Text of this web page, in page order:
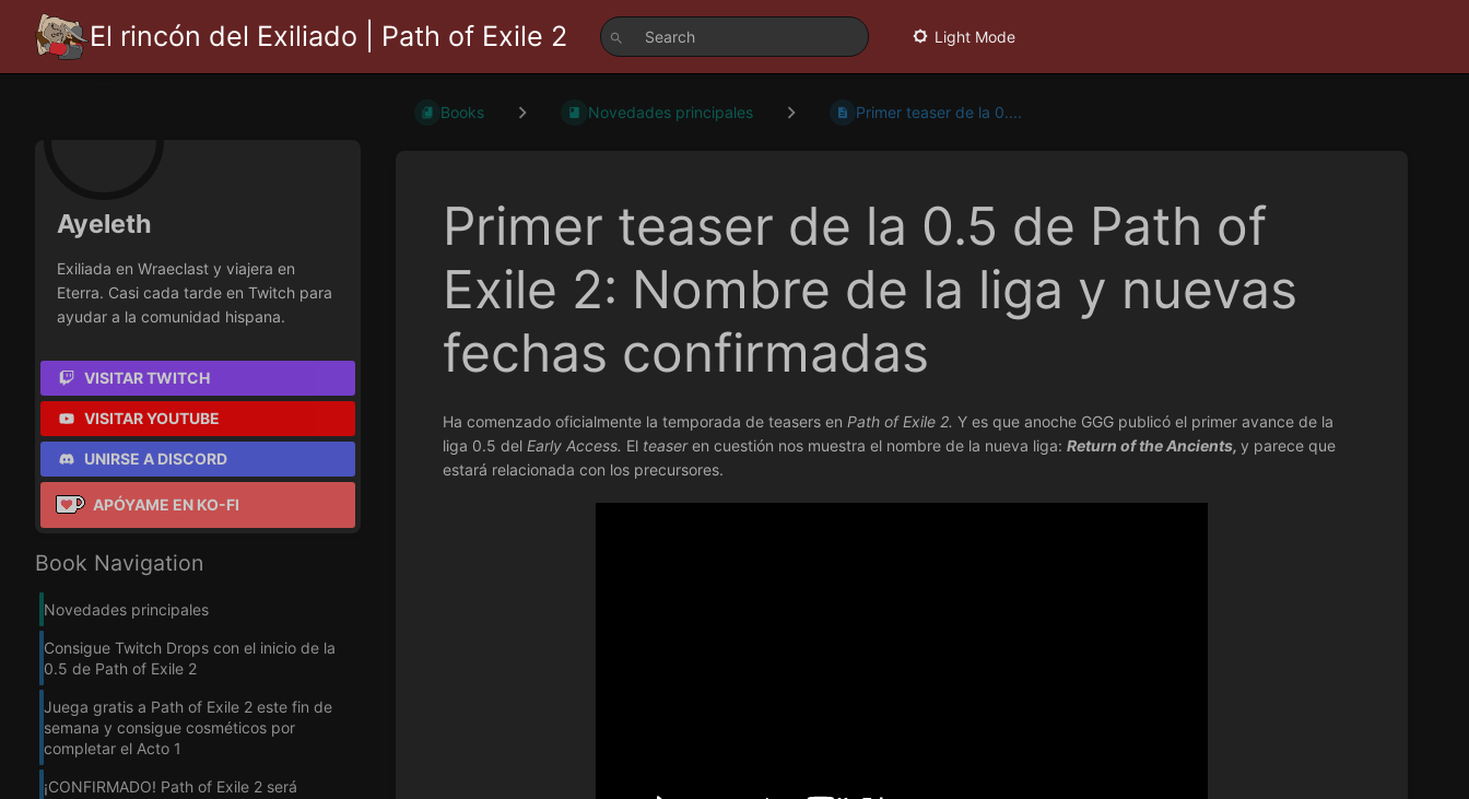
El rincón del Exiliado | Path of Exile 2 Light Mode
Ayeleth
Exiliada en Wraeclast y viajera en
Eterra. Casi cada tarde en Twitch para
ayudar a la comunidad hispana.
VISITAR TWITCH
VISITAR YOUTUBE
UNIRSE A DISCORD
APÓYAME EN KO-FI
Book Navigation
Novedades principales
Consigue Twitch Drops con el inicio de la
0.5 de Path of Exile 2
Juega gratis a Path of Exile 2 este fin de
semana y consigue cosméticos por
completar el Acto 1
¡CONFIRMADO! Path of Exile 2 será
Books Novedades principales Primer teaser de la 0....
Primer teaser de la 0.5 de Path of
Exile 2: Nombre de la liga y nuevas
fechas confirmadas
Ha comenzado oficialmente la temporada de teasers en Path of Exile 2. Y es que anoche GGG publicó el primer avance de la
liga 0.5 del Early Access. El teaseren cuestión nos muestra el nombre de la nueva liga: Return of the Ancients, y parece que
estará relacionada con los precursores.